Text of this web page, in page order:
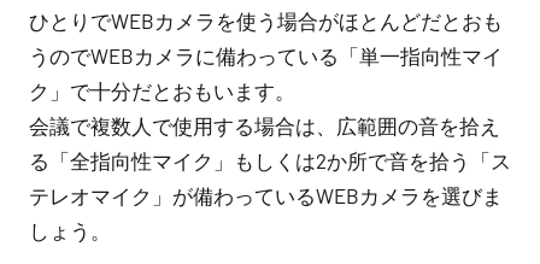
ひとりでWEBカメラを使う場合がほとんどだとおも
うのでWEBカメラに備わっている「単一指向性マイ
ク」で十分だとおもいます。
会議で複数人で使用する場合は、広範囲の音を拾え
る「全指向性マイク」もしくは2か所で音を拾う「ス
テレオマイク」が備わっているWEBカメラを選びま
しょう。